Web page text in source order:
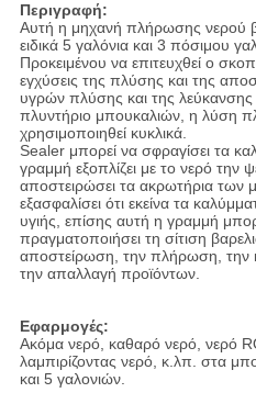
Περιγραφή:
Αυτή η μηχανή πλήρωσης νερού
ειδικά 5 γαλόνια και 3 πόσιμου
Προκειμένου να επιτευχθεί ο
εγχύσεις της πλύσης και της
υγρών πλύσης και της λεύκανσης
πλυντήριο μπουκαλιών, η λύση
χρησιμοποιηθεί κυκλικά.
Sealer μπορεί να σφραγίσει τα
γραμμή εξοπλίζει με το νερό την
αποστειρώσει τα ακρωτήρια των
εξασφαλίσει ότι εκείνα τα
υγιής, επίσης αυτή η γραμμή
πραγματοποιήσει τη σίτιση
αποστείρωση, την πλήρωση, την
την απαλλαγή προϊόντων.
Εφαρμογές:
Ακόμα νερό, καθαρό νερό, νερό
λαμπιρίζοντας νερό, κ.λπ. στα
και 5 γαλονιών.